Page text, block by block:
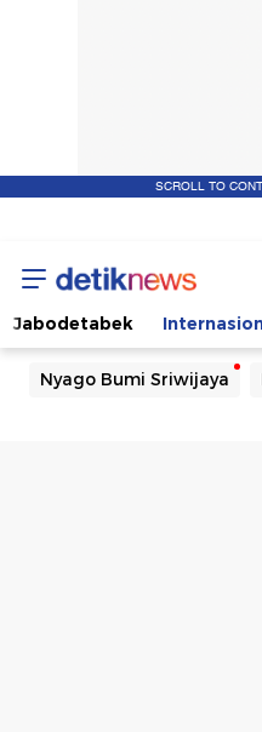
SCROLL TO
Jabodetabek
Nyago Bumi Sriwijaya